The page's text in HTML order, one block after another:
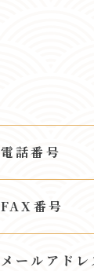
電話番号
FAX番号
メールアドレ